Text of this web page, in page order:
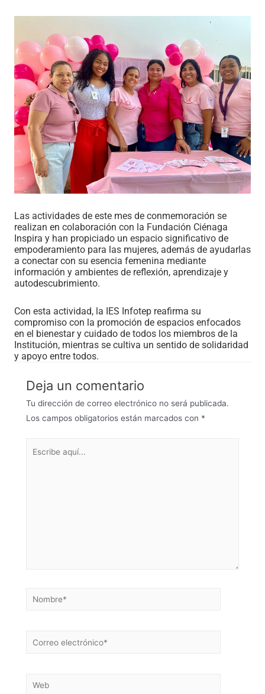
Las actividades de este mes de conmemoración se
realizan en colaboración con la Fundación Ciénaga
Inspira y han propiciado un espacio significativo de
empoderamiento para las mujeres, además de ayudarlas
a conectar con su esencia femenina mediante
información y ambientes de reflexión, aprendizaje y
autodescubrimiento.
Con esta actividad, la IES Infotep reafirma su
compromiso con la promoción de espacios enfocados
en el bienestar y cuidado de todos los miembros de la
Institución, mientras se cultiva un sentido de solidaridad
y apoyo entre todos.
Deja un comentario
Tu dirección de correo electrónico no será publicada.
Los campos obligatorios están marcados con *